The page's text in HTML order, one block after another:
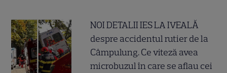
NOI DETALII IES LA IVEALĂ
despre accidentul rutier de la
Câmpulung. Ce viteză avea
microbuzul în care se aflau cei